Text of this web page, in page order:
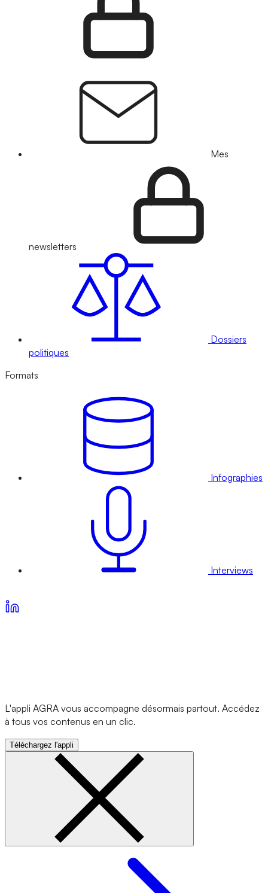
Mes
newsletters
Dossiers
politiques
Formats
Infographies
Interviews
L'appli AGRA vous accompagne désormais partout. Accédez
à tous vos contenus en un clic.
Téléchargez l'appli